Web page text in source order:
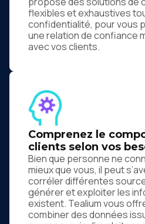
flexibles et exhaustives
confidentialité, pour vous
une relation de confiance
avec vos clients.
Comprenez le
clients selon vos
Bien que personne ne
mieux que vous, il peut
corréler différentes
générer et exploiter les
existent. Tealium vous
combiner des données